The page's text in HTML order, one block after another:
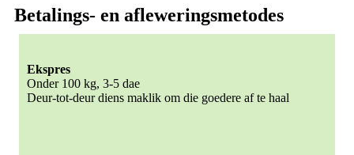
Betalings- en afleweringsmetodes
Ekspres
Onder 100 kg, 3-5 dae
Deur-tot-deur diens maklik om die goedere af te haal